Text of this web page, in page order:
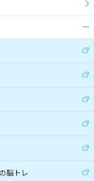
脳トレ